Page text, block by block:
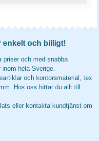
enkelt och billigt!
priser och med snabba
inom hela Sverige.
och kontorsmaterial, tex
Hos oss hittar du allt till
eller kontakta kundtjänst om